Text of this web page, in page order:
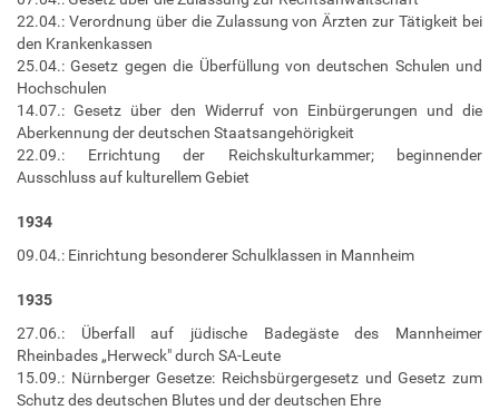
22.04.: Verordnung über die Zulassung von Ärzten zur Tätigkeit bei
den Krankenkassen
25.04.: Gesetz gegen die Überfüllung von deutschen Schulen und
Hochschulen
14.07.: Gesetz über den Widerruf von Einbürgerungen und die
Aberkennung der deutschen Staatsangehörigkeit
22.09.: Errichtung der Reichskulturkammer; beginnender
Ausschluss auf kulturellem Gebiet
1934
09.04.: Einrichtung besonderer Schulklassen in Mannheim
1935
27.06.: Überfall auf jüdische Badegäste des Mannheimer
Rheinbades „Herweck" durch SA-Leute
15.09.: Nürnberger Gesetze: Reichsbürgergesetz und Gesetz zum
Schutz des deutschen Blutes und der deutschen Ehre